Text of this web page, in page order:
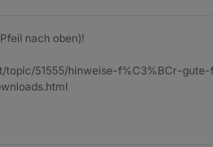
nach oben)!
topic/51555/hinweise-f%C3%BCr-